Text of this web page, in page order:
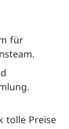
für
tolle Preise